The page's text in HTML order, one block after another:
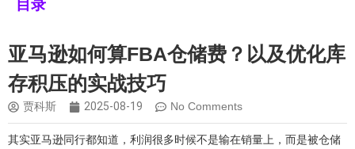
目录
亚马逊如何算FBA仓储费？以及优化库
存积压的实战技巧
贾科斯 2025-08-19 No Comments
其实亚马逊同行都知道，利润很多时候不是输在销量上，而是被仓储